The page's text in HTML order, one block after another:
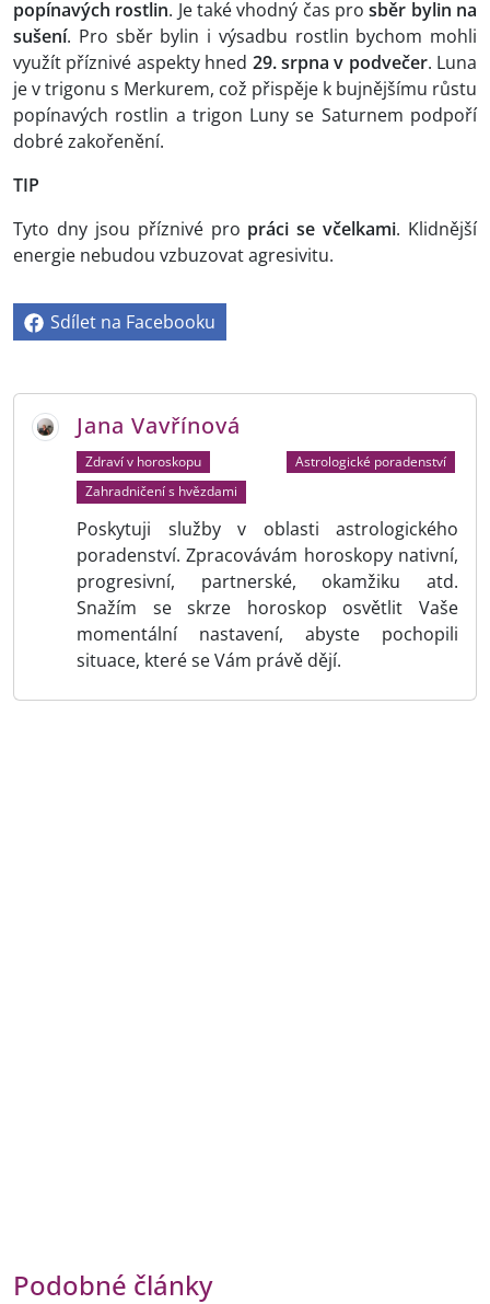
popínavých rostlin. Je také vhodný čas prosběr bylin na
sušení. Pro sběr bylin i výsadbu rostlin bychom mohli
využít příznivé aspekty hned 29. srpna v podvečer. Luna
je v trigonu s Merkurem, což přispěje k bujnějšímu růstu
popínavých rostlin a trigon Luny se Saturnem podpoří
dobré zakořenění.
TIP
Tyto dny jsou příznivé pro práci se včelkami. Klidnější
energie nebudou vzbuzovat agresivitu.
Sdílet na Facebooku
Jana Vavřínová
Zdraví v horoskopu
Astrologické poradenství
Zahradničení s hvězdami
Poskytuji služby v oblasti astrologického
poradenství. Zpracovávám horoskopy nativní,
progresivní, partnerské, okamžiku atd.
Snažím se skrze horoskop osvětlit Vaše
momentální nastavení, abyste pochopili
situace, které se Vám právě dějí.
Podobné články